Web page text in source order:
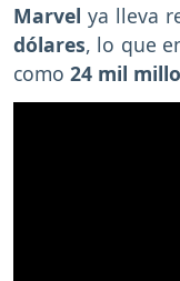
Marvel ya lleva
dólares, lo que
como 24 mil